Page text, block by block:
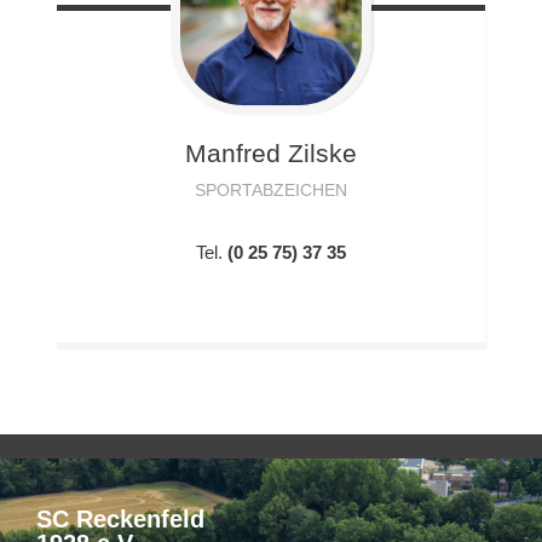
Manfred Zilske
SPORTABZEICHEN
Tel. (0 25 75) 37 35
SC Reckenfeld